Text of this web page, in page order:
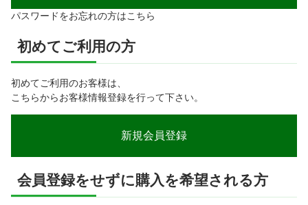
パスワードをお忘れの方はこちら
初めてご利用の方
初めてご利用のお客様は、
こちらからお客様情報登録を行って下さい。
会員登録をせずに購入を希望される方